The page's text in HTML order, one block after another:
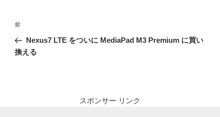
投
ナ
前
の
投
前
Nexus7 LTE をついに MediaPad M3 Premium に買い
換える
スポンサー リンク